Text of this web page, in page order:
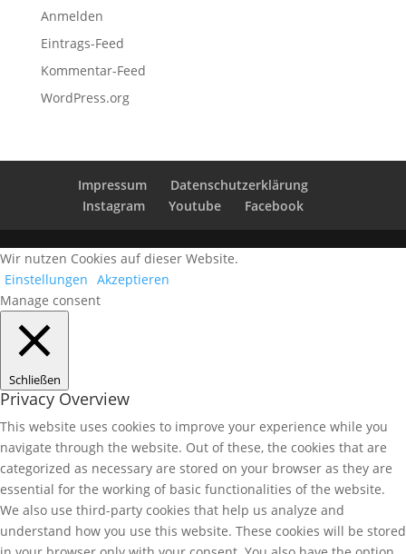
Anmelden
Eintrags-Feed
Kommentar-Feed
WordPress.org
Impressum
Datenschutzerklärung
Instagram
Youtube Facebook
Wir nutzen Cookies auf dieser Website.
Einstellungen Akzeptieren
Manage consent
Schließen
Privacy Overview
This website uses cookies to improve your experience while you
navigate through the website. Out of these, the cookies that are
categorized as necessary are stored on your browser as they are
essential for the working of basic functionalities of the website.
We also use third-party cookies that help us analyze and
understand how you use this website. These cookies will be stored